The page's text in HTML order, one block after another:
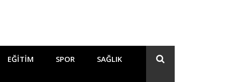
EĞITIM SPOR SAĞLIK